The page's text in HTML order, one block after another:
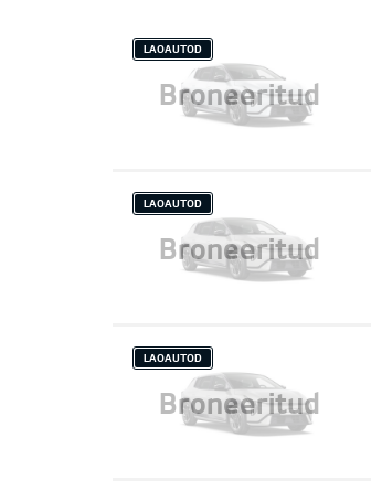
Broneeritud
LAOAUTOD
Broneeritud
LAOAUTOD
Broneeritud
LAOAUTOD